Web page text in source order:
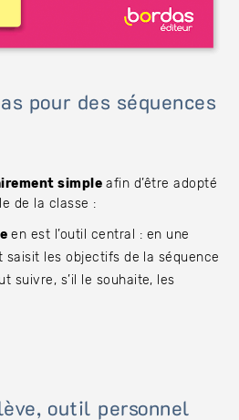
pour des séquences
simpleafin d’être adopté
de la classe :
en est l’outil central : en une
saisit les objectifs de la séquence
suivre, s’il le souhaite, les
outil personnel